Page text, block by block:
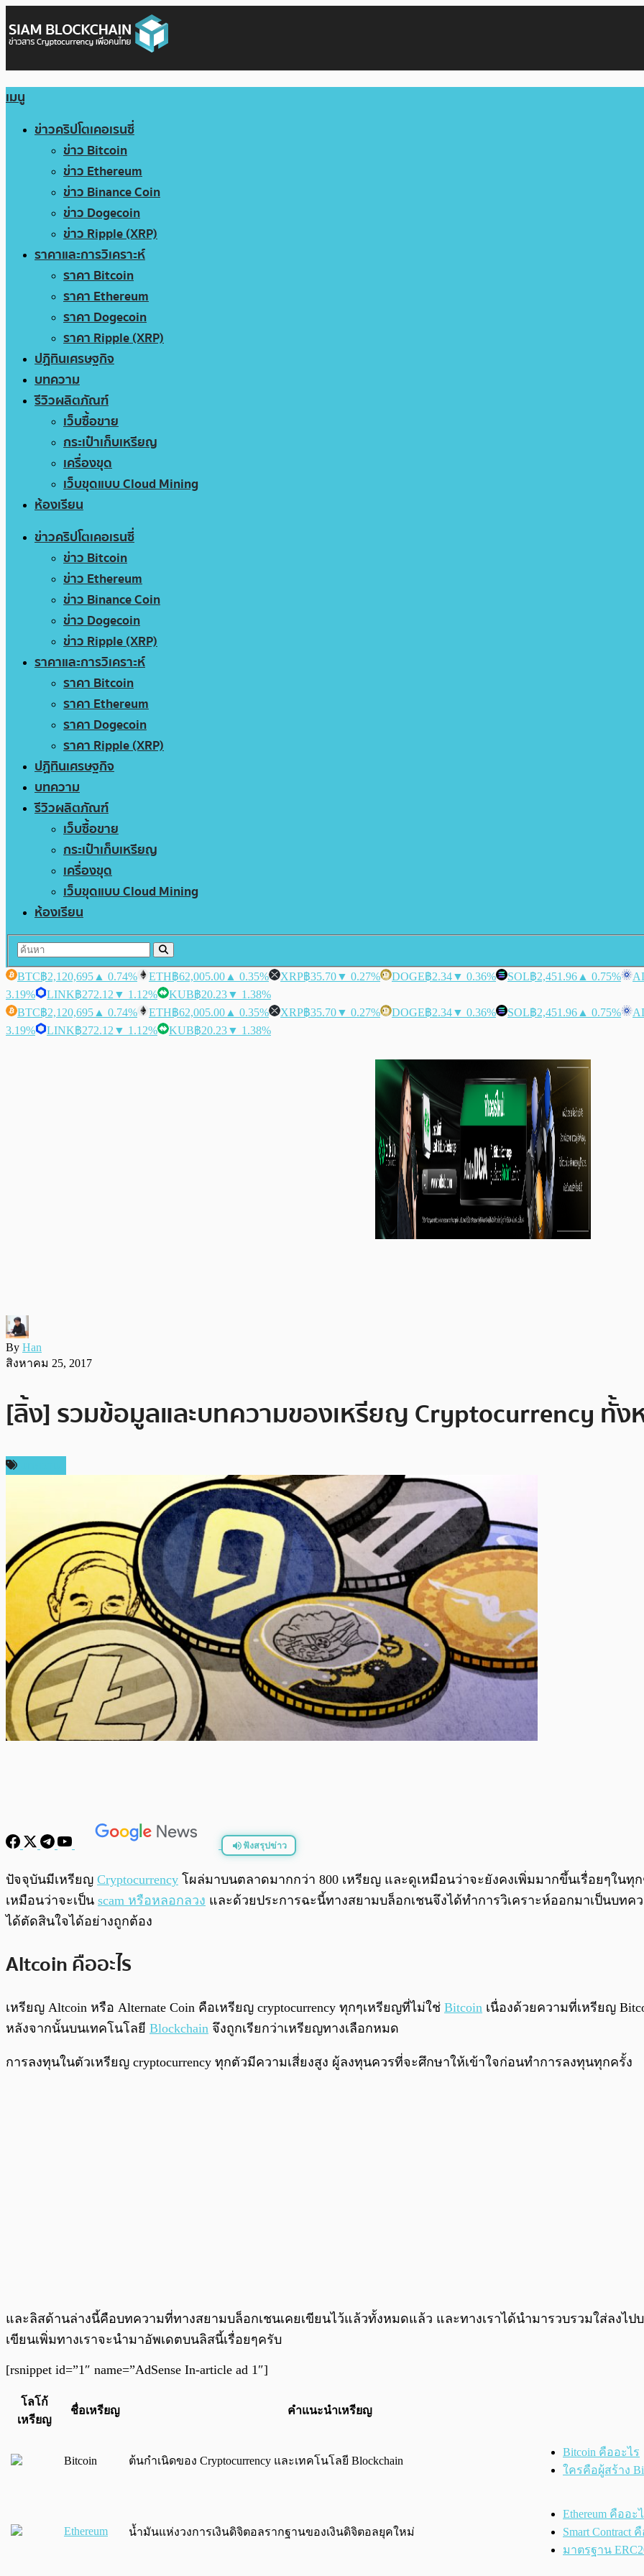
เมนู
ข่าวคริปโตเคอเรนซี่
ข่าว Bitcoin
ข่าว Ethereum
ข่าว Binance Coin
ข่าว Dogecoin
ข่าว Ripple (XRP)
ราคาและการวิเคราะห์
ราคา Bitcoin
ราคา Ethereum
ราคา Dogecoin
ราคา Ripple (XRP)
ปฏิทินเศรษฐกิจ
บทความ
รีวิวผลิตภัณฑ์
เว็บซื้อขาย
กระเป๋าเก็บเหรียญ
เครื่องขุด
เว็บขุดแบบ Cloud Mining
ห้องเรียน
ข่าวคริปโตเคอเรนซี่
ข่าว Bitcoin
ข่าว Ethereum
ข่าว Binance Coin
ข่าว Dogecoin
ข่าว Ripple (XRP)
ราคาและการวิเคราะห์
ราคา Bitcoin
ราคา Ethereum
ราคา Dogecoin
ราคา Ripple (XRP)
ปฏิทินเศรษฐกิจ
บทความ
รีวิวผลิตภัณฑ์
เว็บซื้อขาย
กระเป๋าเก็บเหรียญ
เครื่องขุด
เว็บขุดแบบ Cloud Mining
ห้องเรียน
BTC฿2,120,695 ▲ 0.74% ETH฿62,005.00 ▲ 0.35% XRP฿35.70▼ 0.27% DOGE฿2.34▼ 0.36% SOL฿2,451.96 ▲ 0.75%
3.19%
LINK฿272.12 ▼ 1.12% KUB฿20.23▼ 1.38%
BTC฿2,120,695 ▲ 0.74% ETH฿62,005.00 ▲ 0.35% XRP฿35.70▼ 0.27% DOGE฿2.34▼ 0.36% SOL฿2,451.96 ▲ 0.75%
3.19%
LINK฿272.12 ▼ 1.12% KUB฿20.23▼ 1.38%
By Han
สิงหาคม 25, 2017
[ลิ้ง] รวมข้อมูลและบทความของเหรียญ Cryptocurrency ทั้ง
ฟังสรุปข่าว
พร้อมเล่น
ปัจจุบันมีเหรียญ Cryptocurrency โผล่มาบนตลาดมากกว่า 800 เหรียญ และดูเหมือนว่าจะยังคงเพิ่มมากขึ้นเรื่อยๆใน
เหมือนว่าจะเป็น scam หรือหลอกลวง และด้วยประการฉะนี้ทางสยามบล็อกเชนจึงได้ทำการวิเคราะห์ออกมาเป็นบท
ได้ตัดสินใจได้อย่างถูกต้อง
Altcoin คืออะไร
เหรียญ Altcoin หรือ Alternate Coin คือเหรียญ cryptocurrency ทุกๆเหรียญที่ไม่ใช่ Bitcoin เนื่องด้วยความที่เหรียญ
หลังจากนั้นบนเทคโนโลยี Blockchain จึงถูกเรียกว่าเหรียญทางเลือกหมด
การลงทุนในตัวเหรียญ cryptocurrency ทุกตัวมีความเสี่ยงสูง ผู้ลงทุนควรที่จะศึกษาให้เข้าใจก่อนทำการลงทุนทุกครั้ง
และลิสด้านล่างนี้คือบทความที่ทางสยามบล็อกเชนเคยเขียนไว้แล้วทั้งหมดแล้ว และทางเราได้นำมารวบรวมใส่ลงไป
เขียนเพิ่มทางเราจะนำมาอัพเดตบนลิสนี้เรื่อยๆครับ
[rsnippet id=”1″ name=”AdSense In-article ad 1″]
โลโก้
เหรียญ
ชื่อเหรียญ คำแนะนำเหรียญ
Bitcoin ต้นกำเนิดของ Cryptocurrency และเทคโนโลยี Blockchain
Bitcoin คืออะไร
ใครคือผู้สร้าง
Ethereum น้ำมันแห่งวงการเงินดิจิตอลรากฐานของเงินดิจิตอลยุคใหม่
Ethereum คืออะ
Smart Contract
มาตรฐาน